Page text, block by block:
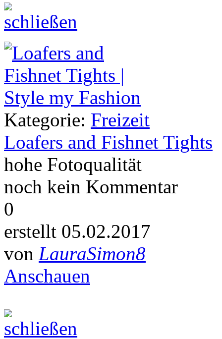
Kategorie: Freizeit
Loafers and Fishnet Tights
hohe Fotoqualität
noch kein Kommentar
0
erstellt 05.02.2017
von LauraSimon8
Anschauen